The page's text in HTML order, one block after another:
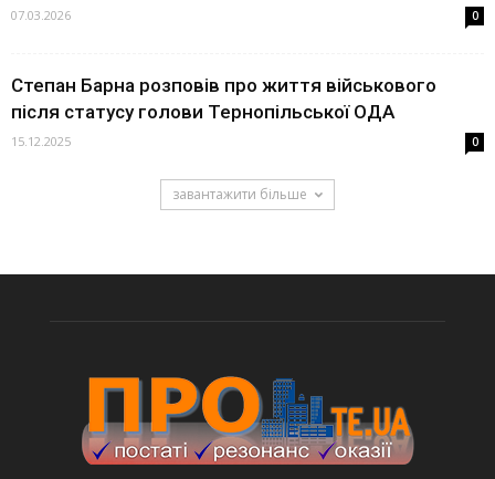
07.03.2026 0
Степан Барна розповів про життя військового
після статусу голови Тернопільської ОДА
15.12.2025 0
завантажити більше